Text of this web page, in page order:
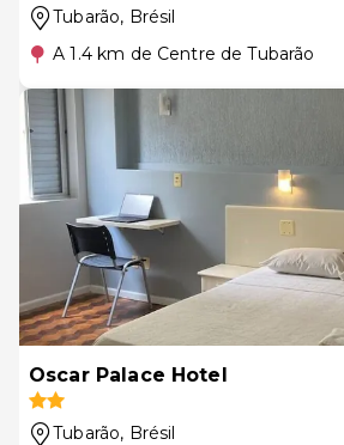
Tubarão, Brésil
A 1.4 km de Centre de Tubarão
Oscar Palace Hotel
Tubarão, Brésil